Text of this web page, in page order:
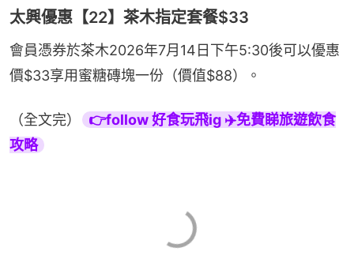
太興優惠【22】茶木指定套餐$33
會員憑券於茶木2026年7月14日下午5:30後可以優惠
價$33享用蜜糖磚塊一份（價值$88）。
（全文完）
👉follow 好食玩飛ig ✈️免費睇旅遊飲食
攻略